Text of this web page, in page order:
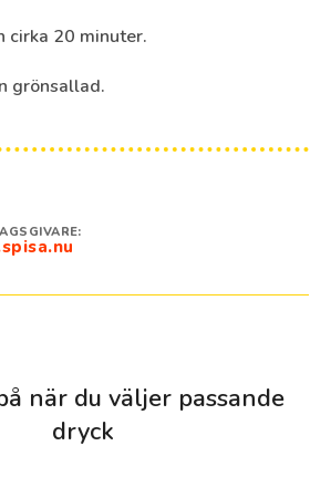
cirka 20 minuter.
grönsallad.
när du väljer passande
dryck